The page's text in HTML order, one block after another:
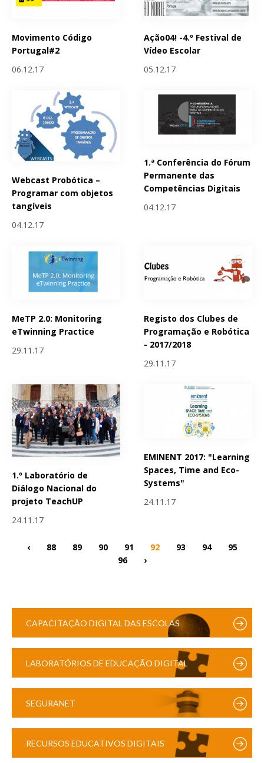
Movimento Código
Portugal#2
06.12.17
Ação04! -4.º Festival de
Vídeo Escolar
05.12.17
Webcast Probótica –
Programar com objetos
tangíveis
04.12.17
1.ª Conferência do Fórum
Permanente das
Competências Digitais
04.12.17
MeTP 2.0: Monitoring
eTwinning Practice
29.11.17
Registo dos Clubes de
Programação e Robótica
- 2017/2018
29.11.17
1.º Laboratório de
Diálogo Nacional do
projeto TeachUP
24.11.17
EMINENT 2017: "Learning
Spaces, Time and Eco-
Systems"
24.11.17
‹ 88 89 90 91 92 93 94
95
96
›
CAPACITAÇÃO DIGITAL DAS ESCOLAS
LABORATÓRIOS DE EDUCAÇÃO DIGITAL
SEGURANET
RECURSOS EDUCATIVOS DIGITAIS